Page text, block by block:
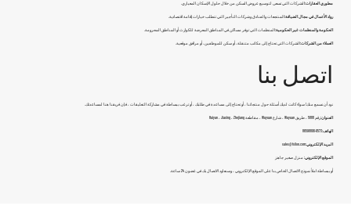
مطوري العقارات: الشركات التي تسعى لتوسيع عروض السكن من خلال حلول الإسكان المعياري.
رواد الأعمال في مجال الضيافة: المنتجعات والفنادق وشركات التأجير التي تتطلب خيارات إقامة اقتصادية.
الحكومة والمنظمات غير الحكومية: المنظمات التي توفر مساكن في المناطق المعرضة للكوارث أو المناطق المحرومة.
العملاء من الشركات: الشركات التي تحتاج إلى مكاتب متنقلة، أو سكن للموظفين، أو مرافق موقعية.
اتصل بنا
نود أن نسمع منك! سواء كانت لديك أسئلة حول منتجاتنا ، أو تحتاج إلى مساعدة في طلبك ، أو ترغب ببساطة في مشاركة التعليقات ، فإن فريقنا هنا لمساعدتك.
العنوان:رقم 5888 ، طريق Wuyuan ، شارع Wuyuan ، مقاطعة Haiyan ، Jiaxing ، Zhejiang
الهاتف:0573-86598806
البريد الإلكتروني:sales@fsilon.com
الموقع الإلكتروني: منزل صغير جاهز
أو ببساطة املأ نموذج الاتصال الخاص بنا على الموقع الإلكتروني ، وسنعاود الاتصال بك في غضون 24 ساعة.